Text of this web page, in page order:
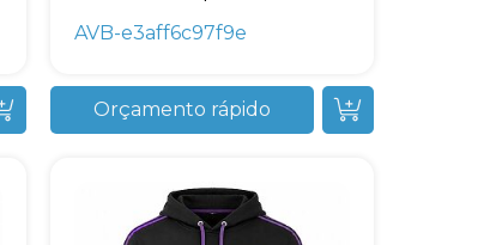
AVB-e3aff6c97f9e
Orçamento rápido